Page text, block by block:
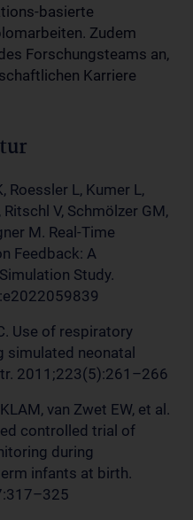
basierte
Zudem
Forschungsteams an,
Karriere
Roessler L, Kumer L,
V, Schmölzer GM,
M. Real-Time
Feedback: A
Study.
Use of respiratory
neonatal
2011;223(5):261–266
van Zwet EW, et al.
controlled trial of
during
infants at birth.